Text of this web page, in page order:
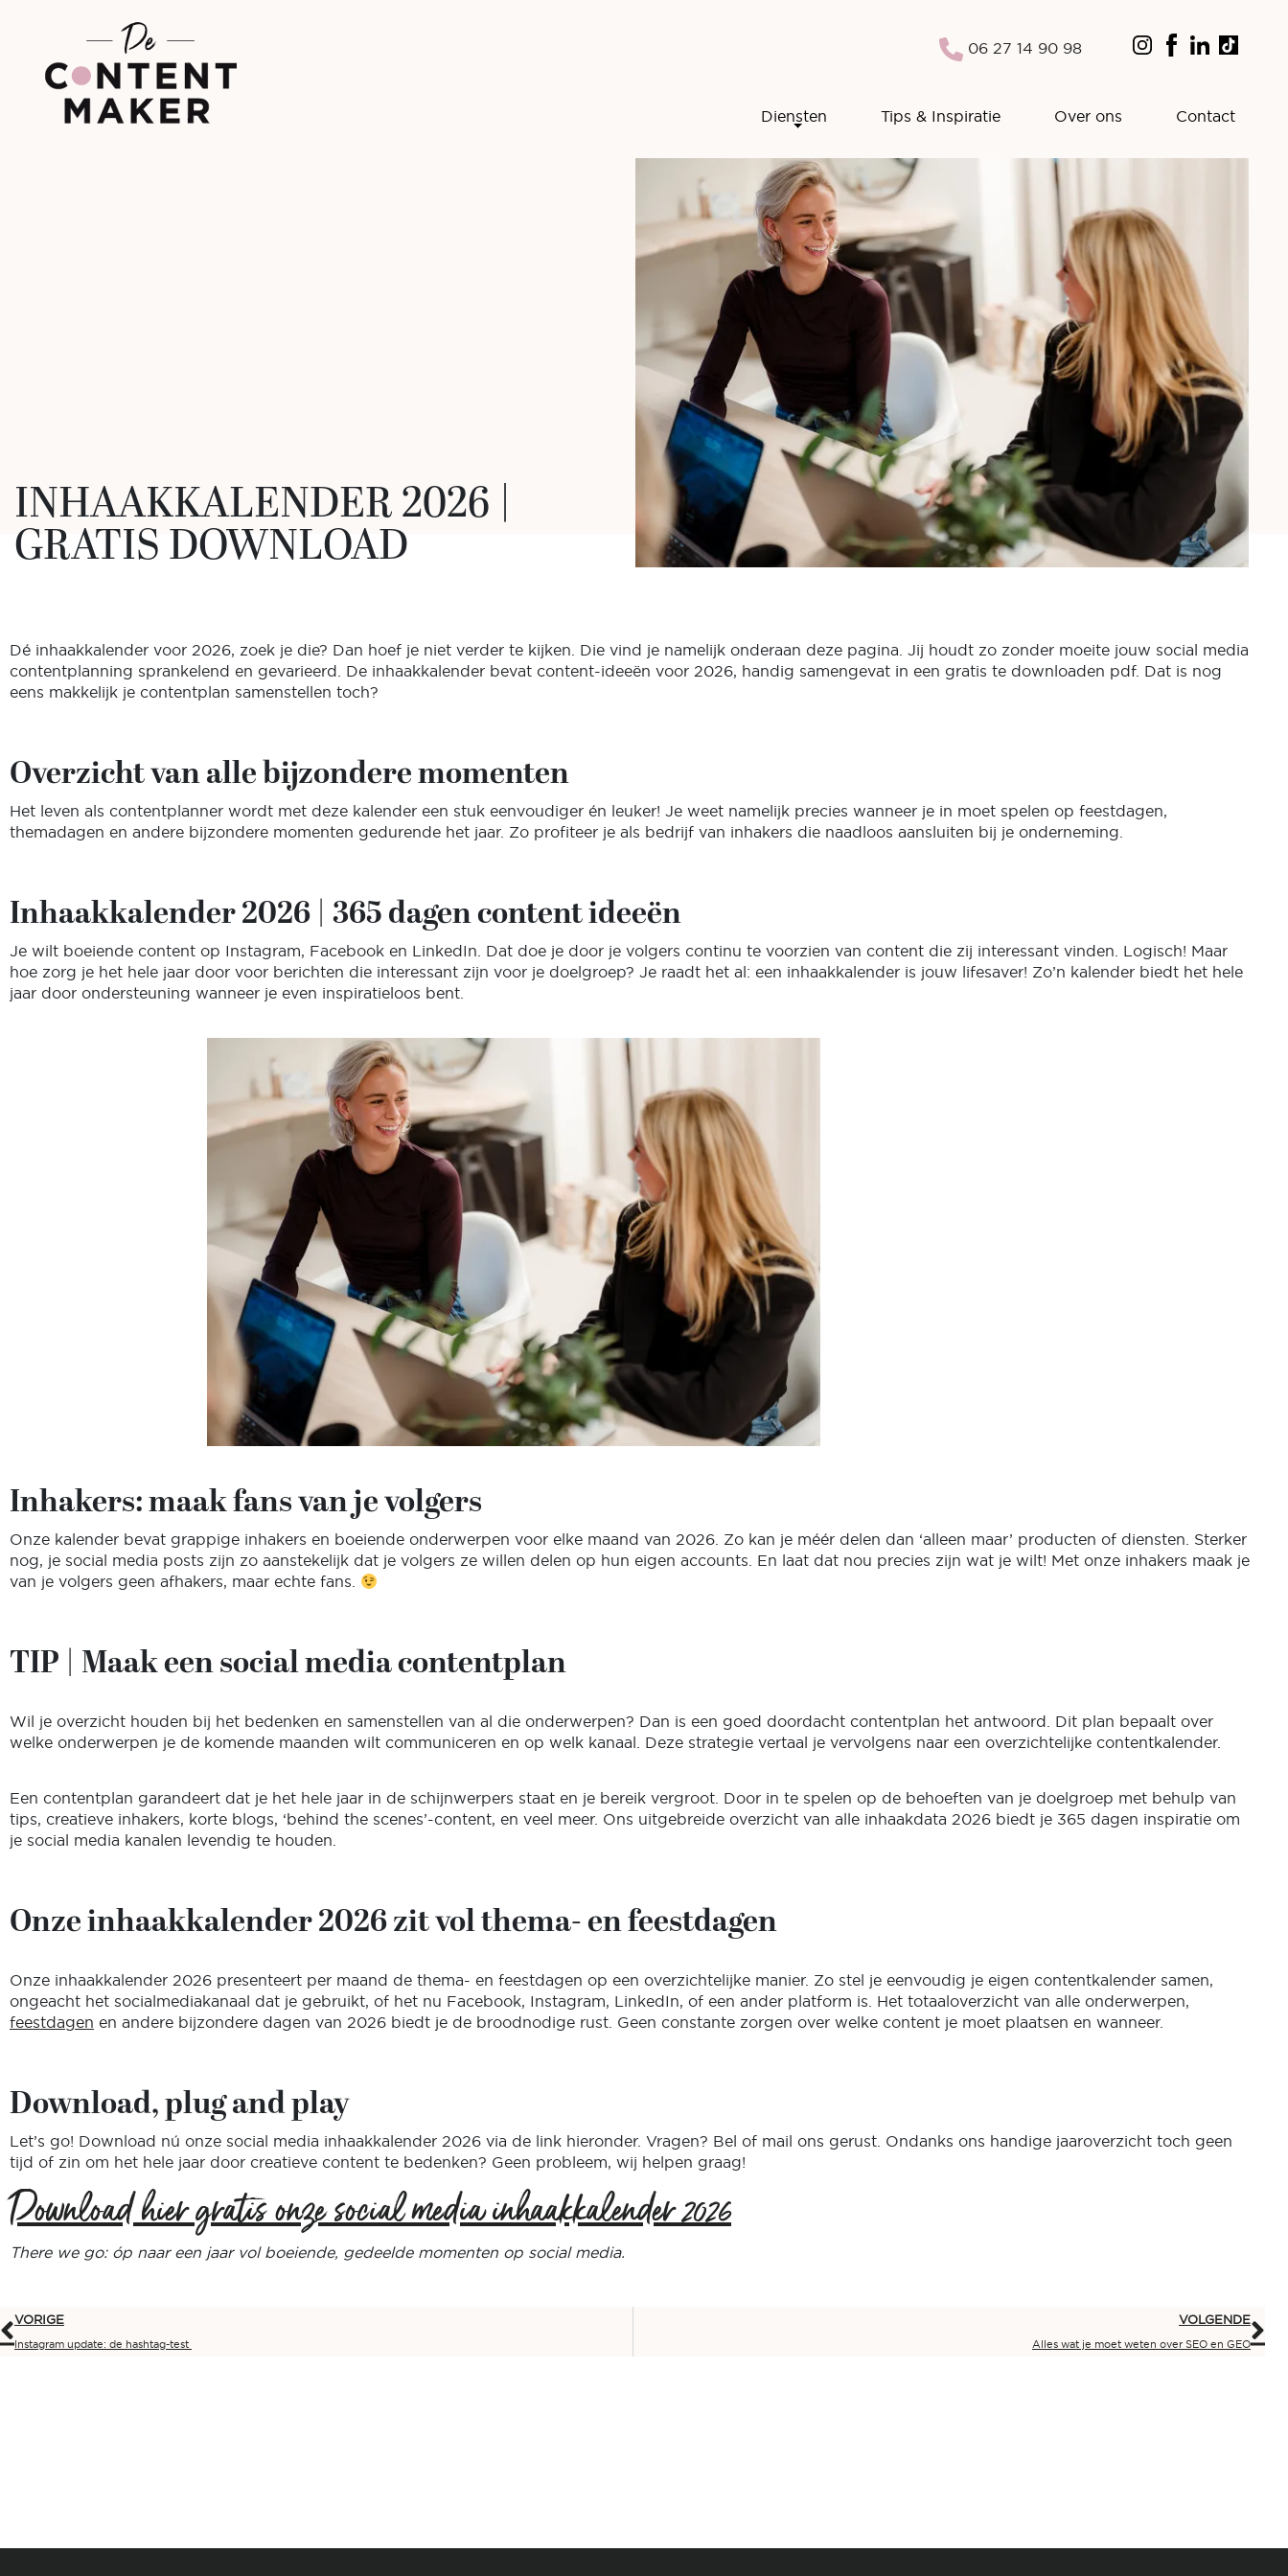
06 27 14 90 98
Diensten Tips & Inspiratie Over ons Contact
INHAAKKALENDER 2026 |
GRATIS DOWNLOAD
Dé inhaakkalender voor 2026, zoek je die? Dan hoef je niet verder te kijken. Die vind je namelijk onderaan deze pagina. Jij houdt zo zonder moeite jouw social media
contentplanning sprankelend en gevarieerd. De inhaakkalender bevat content-ideeën voor 2026, handig samengevat in een gratis te downloaden pdf. Dat is nog
eens makkelijk je contentplan samenstellen toch?
Overzicht van alle bijzondere momenten
Het leven als contentplanner wordt met deze kalender een stuk eenvoudiger én leuker! Je weet namelijk precies wanneer je in moet spelen op feestdagen,
themadagen en andere bijzondere momenten gedurende het jaar. Zo profiteer je als bedrijf van inhakers die naadloos aansluiten bij je onderneming.
Inhaakkalender 2026 | 365 dagen content ideeën
Je wilt boeiende content op Instagram, Facebook en LinkedIn. Dat doe je door je volgers continu te voorzien van content die zij interessant vinden. Logisch! Maar
hoe zorg je het hele jaar door voor berichten die interessant zijn voor je doelgroep? Je raadt het al: een inhaakkalender is jouw lifesaver! Zo’n kalender biedt het hele
jaar door ondersteuning wanneer je even inspiratieloos bent.
Inhakers: maak fans van je volgers
Onze kalender bevat grappige inhakers en boeiende onderwerpen voor elke maand van 2026. Zo kan je méér delen dan ‘alleen maar’ producten of diensten. Sterker
nog, je social media posts zijn zo aanstekelijk dat je volgers ze willen delen op hun eigen accounts. En laat dat nou precies zijn wat je wilt! Met onze inhakers maak je
van je volgers geen afhakers, maar echte fans.
TIP | Maak een social media contentplan
Wil je overzicht houden bij het bedenken en samenstellen van al die onderwerpen? Dan is een goed doordacht contentplan het antwoord. Dit plan bepaalt over
welke onderwerpen je de komende maanden wilt communiceren en op welk kanaal. Deze strategie vertaal je vervolgens naar een overzichtelijke contentkalender.
Een contentplan garandeert dat je het hele jaar in de schijnwerpers staat en je bereik vergroot. Door in te spelen op de behoeften van je doelgroep met behulp van
tips, creatieve inhakers, korte blogs, ‘behind the scenes’-content, en veel meer. Ons uitgebreide overzicht van alle inhaakdata 2026 biedt je 365 dagen inspiratie om
je social media kanalen levendig te houden.
Onze inhaakkalender 2026 zit vol thema- en feestdagen
Onze inhaakkalender 2026 presenteert per maand de thema- en feestdagen op een overzichtelijke manier. Zo stel je eenvoudig je eigen contentkalender samen,
ongeacht het socialmediakanaal dat je gebruikt, of het nu Facebook, Instagram, LinkedIn, of een ander platform is. Het totaaloverzicht van alle onderwerpen,
feestdagen en andere bijzondere dagen van 2026 biedt je de broodnodige rust. Geen constante zorgen over welke content je moet plaatsen en wanneer.
Download, plug and play
Let’s go! Download nú onze social media inhaakkalender 2026 via de link hieronder. Vragen? Bel of mail ons gerust. Ondanks ons handige jaaroverzicht toch geen
tijd of zin om het hele jaar door creatieve content te bedenken? Geen probleem, wij helpen graag!
Download hier gratis onze social media inhaakkalender 2026
There we go: óp naar een jaar vol boeiende, gedeelde momenten op social media.
VORIGE
Instagram update: de hashtag-test
VOLGENDE
Alles wat je moet weten over SEO en GEO